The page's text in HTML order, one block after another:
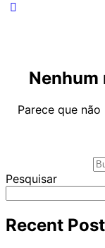
Parece que
Pesquisar
Recent